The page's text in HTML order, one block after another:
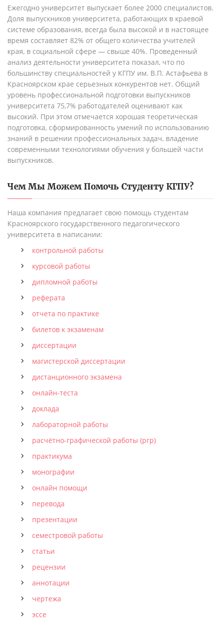
Ежегодно университет выпускает более 2000 специалистов.
Доля выпускников университета, работающих в краевой
системе образования, всегда была высокой и в настоящее
время составляет 82% от общего количества учителей
края, в социальной сфере — свыше 40%. Проведенный
анализ деятельности университета показал, что по
большинству специальностей у КГПУ им. В.П. Астафьева в
Красноярском крае серьезных конкурентов нет. Общий
уровень профессиональной подготовки выпускников
университета 75,7% работодателей оценивают как
высокий. При этом отмечается хорошая теоретическая
подготовка, сформированность умений по использованию
знаний в решении профессиональных задач, владение
современными технологиями обучения у большей части
выпускников.
Чем Мы Можем Помочь Студенту КГПУ?
Наша компания предлагает свою помощь студентам
Красноярского государственного педагогического
университета в написании:
контрольной работы
курсовой работы
дипломной работы
реферата
отчета по практике
билетов к экзаменам
диссертации
магистерской диссертации
дистанционного экзамена
онлайн-теста
доклада
лабораторной работы
расчётно-графической работы (ргр)
практикума
монографии
онлайн помощи
перевода
презентации
семестровой работы
статьи
рецензии
аннотации
чертежа
эссе